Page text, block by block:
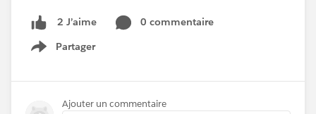
2 J’aime
0 commentaire
Partager
Show menu
Ajouter un commentaire